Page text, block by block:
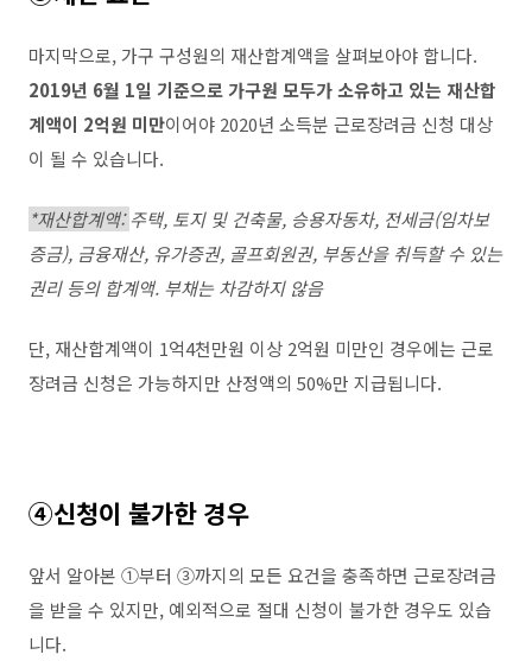
마지막으로,가구 구성원의 재산합계액을 살펴보아야 합니다.
2019년 6월 1일 기준으로 가구원 모두가 소유하고 있는 재산합
계액이 2억원 미만이어야 2020년 소득분 근로장려금 신청 대상
이 될 수 있습니다.
*재산합계액:주택, 토지 및 건축물, 승용자동차, 전세금(임차보
증금), 금융재산, 유가증권, 골프회원권, 부동산을 취득할 수 있는
권리 등의 합계액. 부채는 차감하지 않음
단, 재산합계액이 1억4천만원 이상 2억원 미만인 경우에는 근로
장려금 신청은 가능하지만 산정액의 50%만 지급됩니다.
④신청이 불가한 경우
앞서 알아본 ①부터 ③까지의 모든 요건을 충족하면 근로장려금
을 받을 수 있지만, 예외적으로 절대 신청이 불가한 경우도 있습
니다.